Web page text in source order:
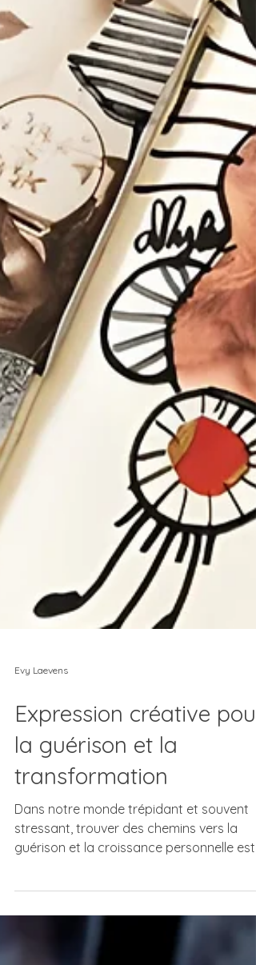
Evy Laevens
Expression créative pour
la guérison et la
transformation
Dans notre monde trépidant et souvent